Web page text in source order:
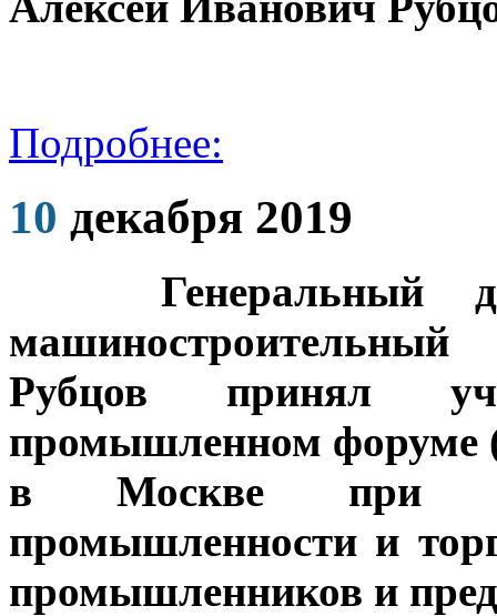
Подробнее:
10 декабря 2019
Генеральный
Рубцов принял
промышленном
в Москве при
промышленности и
промышленников и